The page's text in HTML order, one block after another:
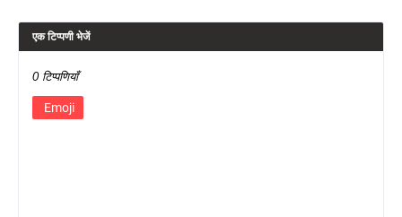
एक टिप्पणी भेजें
0 टिप्पणियाँ
Emoji